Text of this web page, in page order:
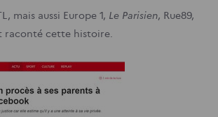
mais aussi Europe 1, Le Parisien, Rue89,
raconté cette histoire.